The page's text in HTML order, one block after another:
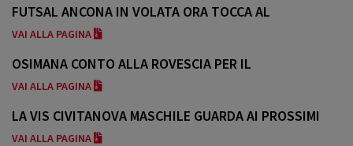
FUTSAL ANCONA IN VOLATA ORA TOCCA AL
CORINALDO
VAI ALLA PAGINA
OSIMANA CONTO ALLA ROVESCIA PER IL
CASTELFIDARDO
VAI ALLA PAGINA
LA VIS CIVITANOVA MASCHILE GUARDA AI PROSSIMI
APPUNTAMENTI
VAI ALLA PAGINA